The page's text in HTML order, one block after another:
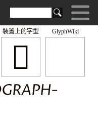
GlyphWiki
𤋗
裝置上的字型